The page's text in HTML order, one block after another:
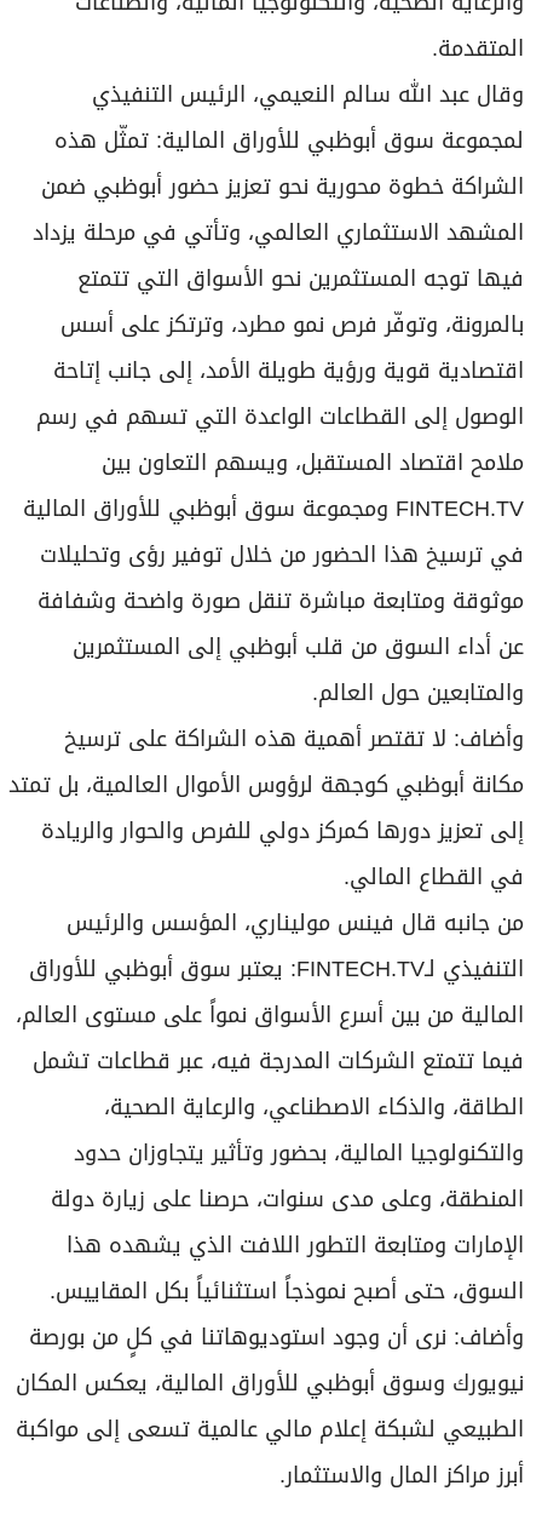
المتقدمة.
وقال عبد الله سالم النعيمي، الرئيس التنفيذي
لمجموعة سوق أبوظبي للأوراق المالية: تمثّل هذه
الشراكة خطوة محورية نحو تعزيز حضور أبوظبي ضمن
المشهد الاستثماري العالمي، وتأتي في مرحلة يزداد
فيها توجه المستثمرين نحو الأسواق التي تتمتع
بالمرونة، وتوفّر فرص نمو مطرد، وترتكز على أسس
اقتصادية قوية ورؤية طويلة الأمد، إلى جانب إتاحة
الوصول إلى القطاعات الواعدة التي تسهم في رسم
ملامح اقتصاد المستقبل، ويسهم التعاون بين
FINTECH.TV ومجموعة سوق أبوظبي للأوراق المالية
في ترسيخ هذا الحضور من خلال توفير رؤى وتحليلات
موثوقة ومتابعة مباشرة تنقل صورة واضحة وشفافة
عن أداء السوق من قلب أبوظبي إلى المستثمرين
والمتابعين حول العالم.
وأضاف: لا تقتصر أهمية هذه الشراكة على ترسيخ
مكانة أبوظبي كوجهة لرؤوس الأموال العالمية، بل تمتد
إلى تعزيز دورها كمركز دولي للفرص والحوار والريادة
في القطاع المالي.
من جانبه قال فينس موليناري، المؤسس والرئيس
التنفيذي لـFINTECH.TV: يعتبر سوق أبوظبي للأوراق
المالية من بين أسرع الأسواق نمواً على مستوى العالم،
فيما تتمتع الشركات المدرجة فيه، عبر قطاعات تشمل
الطاقة، والذكاء الاصطناعي، والرعاية الصحية،
والتكنولوجيا المالية، بحضور وتأثير يتجاوزان حدود
المنطقة، وعلى مدى سنوات، حرصنا على زيارة دولة
الإمارات ومتابعة التطور اللافت الذي يشهده هذا
السوق، حتى أصبح نموذجاً استثنائياً بكل المقاييس.
وأضاف: نرى أن وجود استوديوهاتنا في كلٍ من بورصة
نيويورك وسوق أبوظبي للأوراق المالية، يعكس المكان
الطبيعي لشبكة إعلام مالي عالمية تسعى إلى مواكبة
أبرز مراكز المال والاستثمار.